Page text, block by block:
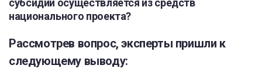
субсидии осуществляется из средств
национального проекта?
Рассмотрев вопрос, эксперты пришли к
следующему выводу: